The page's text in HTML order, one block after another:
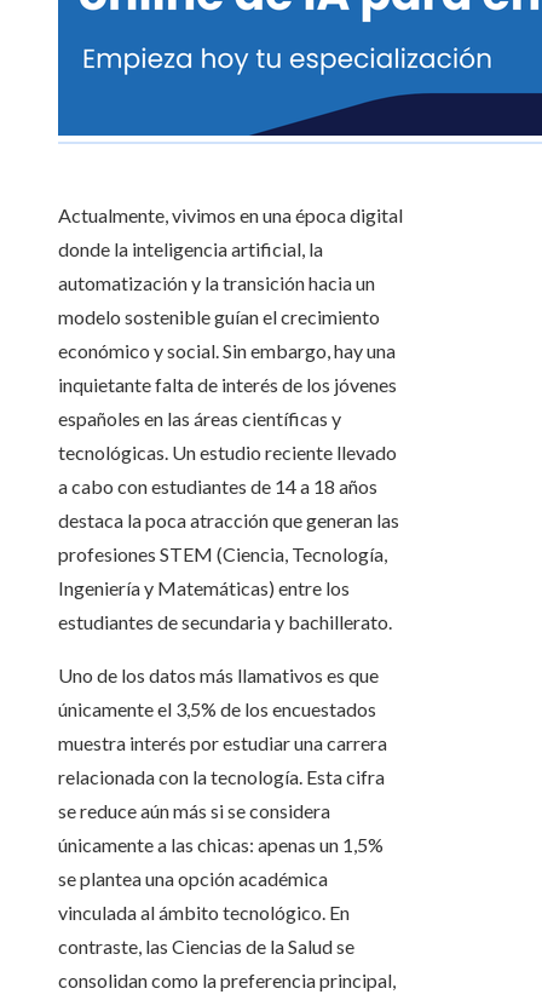
Actualmente, vivimos en una época digital
donde la inteligencia artificial, la
automatización y la transición hacia un
modelo sostenible guían el crecimiento
económico y social. Sin embargo, hay una
inquietante falta de interés de los jóvenes
españoles en las áreas científicas y
tecnológicas. Un estudio reciente llevado
a cabo con estudiantes de 14 a 18 años
destaca la poca atracción que generan las
profesiones STEM (Ciencia, Tecnología,
Ingeniería y Matemáticas) entre los
estudiantes de secundaria y bachillerato.
Uno de los datos más llamativos es que
únicamente el 3,5% de los encuestados
muestra interés por estudiar una carrera
relacionada con la tecnología. Esta cifra
se reduce aún más si se considera
únicamente a las chicas: apenas un 1,5%
se plantea una opción académica
vinculada al ámbito tecnológico. En
contraste, las Ciencias de la Salud se
consolidan como la preferencia principal,